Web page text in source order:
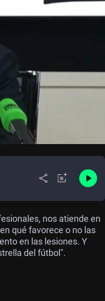
nos atiende en
qué favorece o no las
en las lesiones. Y
del fútbol".